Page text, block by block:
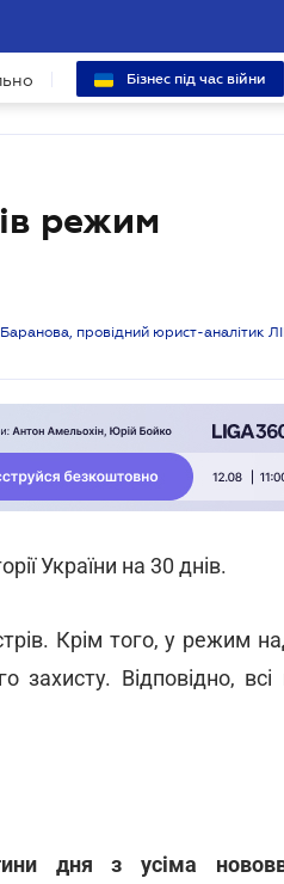
Бізнес під час війни
режим
провідний юрист-аналітик
України на 30 днів.
Крім того, у режим
Відповідно, всі
дня з усіма